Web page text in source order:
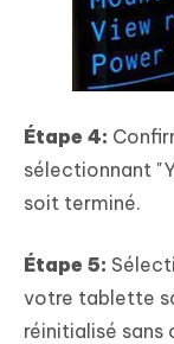
Étape 4:
sélectionnant
soit terminé.
Étape 5:
votre tablette
réinitialisé sans